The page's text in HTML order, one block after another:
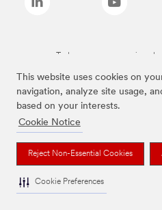
This website uses cookies on
navigation, analyze site usage,
based on your interests.
Cookie Notice
Reject Non-Essential Cookies
Cookie Preferences
Todas as marcas